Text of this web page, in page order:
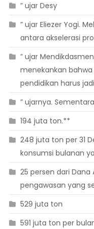
” ujar Desy
” ujar Eliezer Yogi.
antara akselerasi
” ujar
menekankan
pendidikan harus
” ujarnya.
194 juta ton.**
248 juta ton per 31
konsumsi bulanan
25 persen dari Dana
pengawasan yang
529 juta ton
591 juta ton per